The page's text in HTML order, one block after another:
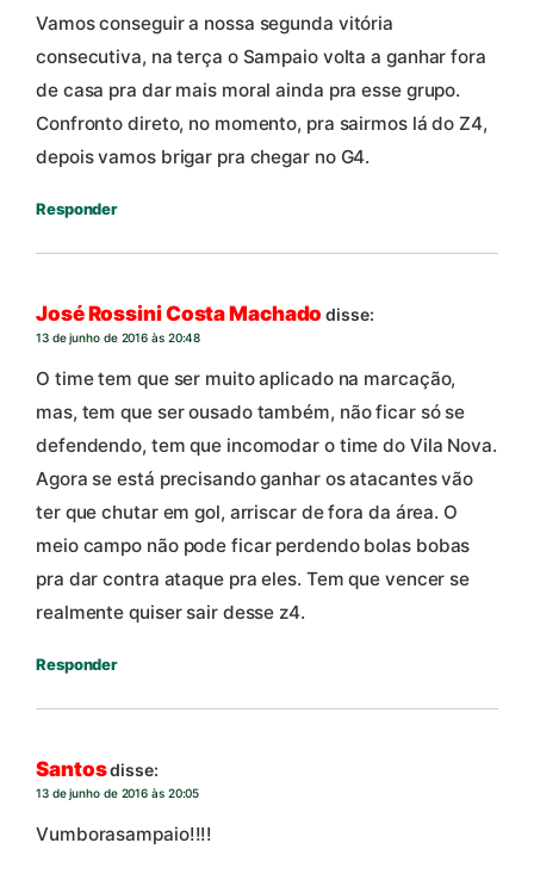
Vamos conseguir a nossa segunda vitória
consecutiva, na terça o Sampaio volta a ganhar fora
de casa pra dar mais moral ainda pra esse grupo.
Confronto direto, no momento, pra sairmos lá do Z4,
depois vamos brigar pra chegar no G4.
Responder
José Rossini Costa Machado disse:
13 de junho de 2016 às 20:48
O time tem que ser muito aplicado na marcação,
mas, tem que ser ousado também, não ficar só se
defendendo, tem que incomodar o time do Vila Nova.
Agora se está precisando ganhar os atacantes vão
ter que chutar em gol, arriscar de fora da área. O
meio campo não pode ficar perdendo bolas bobas
pra dar contra ataque pra eles. Tem que vencer se
realmente quiser sair desse z4.
Responder
Santosdisse:
13 de junho de 2016 às 20:05
Vumborasampaio!!!!